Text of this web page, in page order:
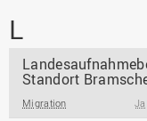
L
Standort
Migration Ja